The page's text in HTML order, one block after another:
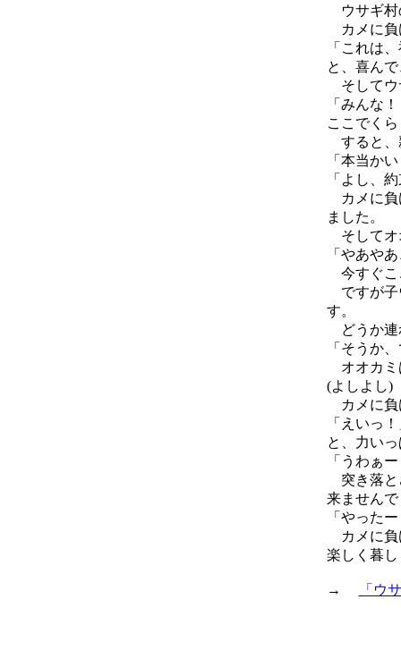
ウサギ村
カメに負
「これは
と、喜ん
そしてウ
「みんな
ここでく
すると、
「本当か
「よし、
カメに負
ました。
そしてオ
「やあや
今すぐこ
ですが子
す。
どうか連
「そうか
オオカミ
(よしよし)
カメに負
「えいっ
と、力い
「うわぁ
突き落と
来ません
「やった
カメに負
楽しく暮
→ 「ウ